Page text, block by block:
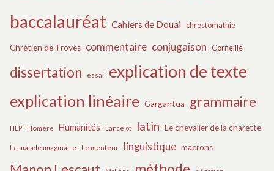
baccalauréat Cahiers de Douai chrestomathie
Chrétien de Troyes commentaire conjugaison Corneille
dissertation essai explication de texte
explication linéaire Gargantua grammaire
HLP Homère Humanités Lancelot latin Le chevalier de la charette
Le malade imaginaire Le menteur linguistique macrons